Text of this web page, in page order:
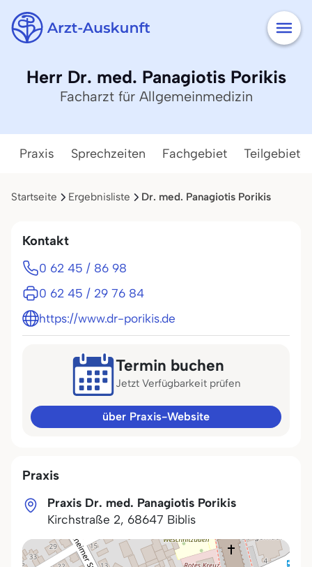
Herr Dr. med. Panagiotis Porikis
Facharzt für Allgemeinmedizin
Praxis Sprechzeiten Fachgebiet Teilgebiete
Startseite Ergebnisliste Dr. med. Panagiotis Porikis
Praxis
Praxis Dr. med. Panagiotis Porikis
Kirchstraße 2, 68647 Biblis
Kontakt
0 62 45 / 86 98
0 62 45 / 29 76 84
https://www.dr-porikis.de
Termin buchen
Jetzt Verfügbarkeit prüfen
über Praxis-Website